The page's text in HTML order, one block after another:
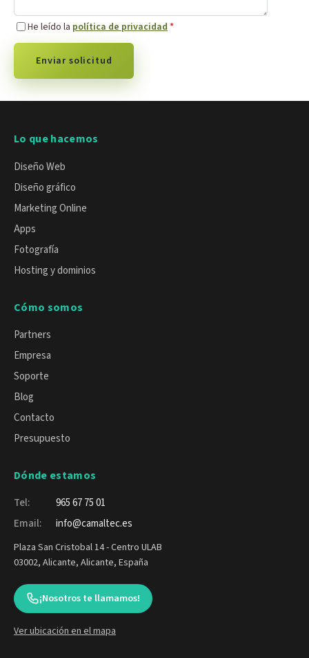
He leído la política de privacidad*
Enviar solicitud
Lo que hacemos
Diseño Web
Diseño gráfico
Marketing Online
Apps
Fotografía
Hosting y dominios
Cómo somos
Partners
Empresa
Soporte
Blog
Contacto
Presupuesto
Dónde estamos
Tel:
965 67 75 01
Email:
info@camaltec.es
Plaza San Cristobal 14 - Centro ULAB
03002, Alicante, Alicante, España
¡Nosotros te llamamos!
Ver ubicación en el mapa